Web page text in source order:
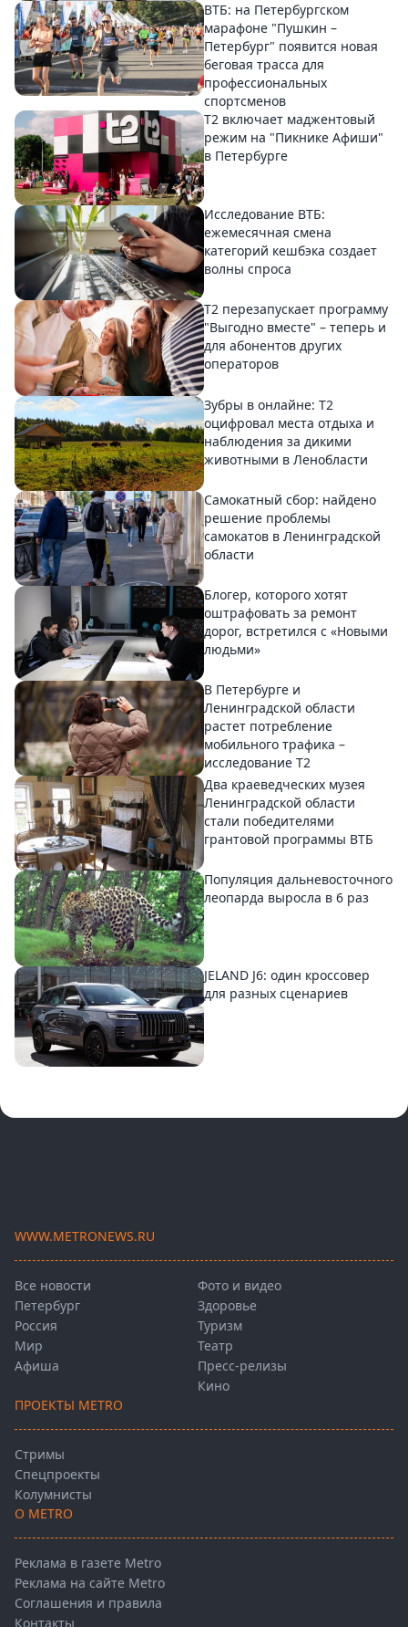
ВТБ: на Петербургском
марафоне "Пушкин –
Петербург" появится новая
беговая трасса для
профессиональных
спортсменов
Т2 включает маджентовый
режим на "Пикнике Афиши"
в Петербурге
Исследование ВТБ:
ежемесячная смена
категорий кешбэка создает
волны спроса
Т2 перезапускает программу
"Выгодно вместе" – теперь и
для абонентов других
операторов
Зубры в онлайне: Т2
оцифровал места отдыха и
наблюдения за дикими
животными в Ленобласти
Самокатный сбор: найдено
решение проблемы
самокатов в Ленинградской
области
Блогер, которого хотят
оштрафовать за ремонт
дорог, встретился с «Новыми
людьми»
В Петербурге и
Ленинградской области
растет потребление
мобильного трафика –
исследование T2
Два краеведческих музея
Ленинградской области
стали победителями
грантовой программы ВТБ
Популяция дальневосточного
леопарда выросла в 6 раз
JELAND J6: один кроссовер
для разных сценариев
WWW.METRONEWS.RU
Все новости
Петербург
Россия
Мир
Афиша
Фото и видео
Здоровье
Туризм
Театр
Пресс-релизы
Кино
ПРОЕКТЫ METRO
Стримы
Спецпроекты
Колумнисты
О METRO
Реклама в газете Metro
Реклама на сайте Metro
Соглашения и правила
Контакты